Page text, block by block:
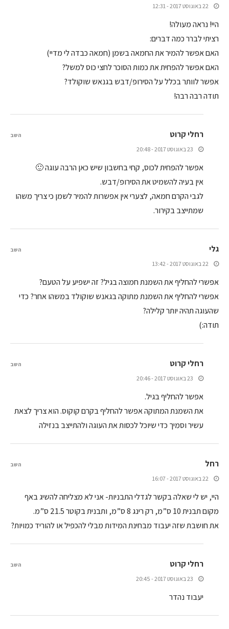
22 באוגוסט 2017 - 12:31
היי! נראה מעולה!
רציתי לברר כמה דברים:
האם אפשר להמיר את החמאה בשמן (חמאה כבדה לי מדיי)
האם אפשר להפחית את כמות הסוכר לחצי כוס למשל?
אפשר לוותר בכלל על הסירופ/דבש בגנאש שוקולד?
תודה רבה רבה!
רחלי קרוט
23 באוגוסט 2017 - 20:48
אפשר להפחית לכוס, קחי בחשבון שיש כאן הרבה עוגה 🙂
אין בעיה להשמיט את הסירופ/דבש.
לגבי הקרם חמאה, לצערי אין אפשרות להמיר לשמן כי צריך משהו
שמתייצב בקירור.
השב
גלי
22 באוגוסט 2017 - 13:42
אפשרי להחליף את השמנת חמוצה בגיל? זה ישפיע על הטעם?
אפשרי להחליף את השמנת מתוקה בגאנש שוקולד במשהו אחר? כדי
שהעוגה תהיה יותר קלילה?
תודה:)
השב
רחלי קרוט
23 באוגוסט 2017 - 20:46
אפשר להחליף בגיל.
את השמנת המתוקה אפשר להחליף בקרם קוקוס. הוא צריך לצאת
עשיר וסמיך כדי שיוכל לכסות את העוגה ולהתייצב בנזילה
השב
רחל
22 באוגוסט 2017 - 16:07
היי, יש לי שאלה בקשר לגדלי התבניות- אני לא מצליחה להשיג באף
מקום תבנית 10 ס”מ, רק רינג 8 ס”מ, ותבנית בקוטר 21.5 ס”מ.
את חושבת שזה יעבוד מבחינת המידות מבלי להכפיל או להוריד כמויות?
השב
רחלי קרוט
23 באוגוסט 2017 - 20:45
יעבוד נהדר
השב